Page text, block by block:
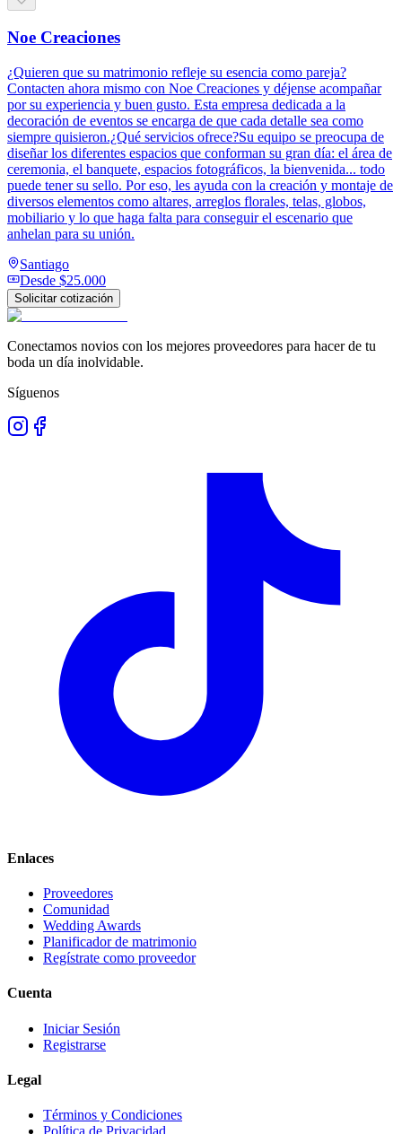
Noe Creaciones
¿Quieren que su matrimonio refleje su esencia como pareja?
Contacten ahora mismo con Noe Creaciones y déjense acompañar
por su experiencia y buen gusto. Esta empresa dedicada a la
decoración de eventos se encarga de que cada detalle sea como
siempre quisieron.¿Qué servicios ofrece?Su equipo se preocupa de
diseñar los diferentes espacios que conforman su gran día: el área de
ceremonia, el banquete, espacios fotográficos, la bienvenida... todo
puede tener su sello. Por eso, les ayuda con la creación y montaje de
diversos elementos como altares, arreglos florales, telas, globos,
mobiliario y lo que haga falta para conseguir el escenario que
anhelan para su unión.
Santiago
Desde $25.000
Solicitar cotización
Conectamos novios con los mejores proveedores para hacer de tu
boda un día inolvidable.
Síguenos
Enlaces
Proveedores
Comunidad
Wedding Awards
Planificador de matrimonio
Regístrate como proveedor
Cuenta
Iniciar Sesión
Registrarse
Legal
Términos y Condiciones